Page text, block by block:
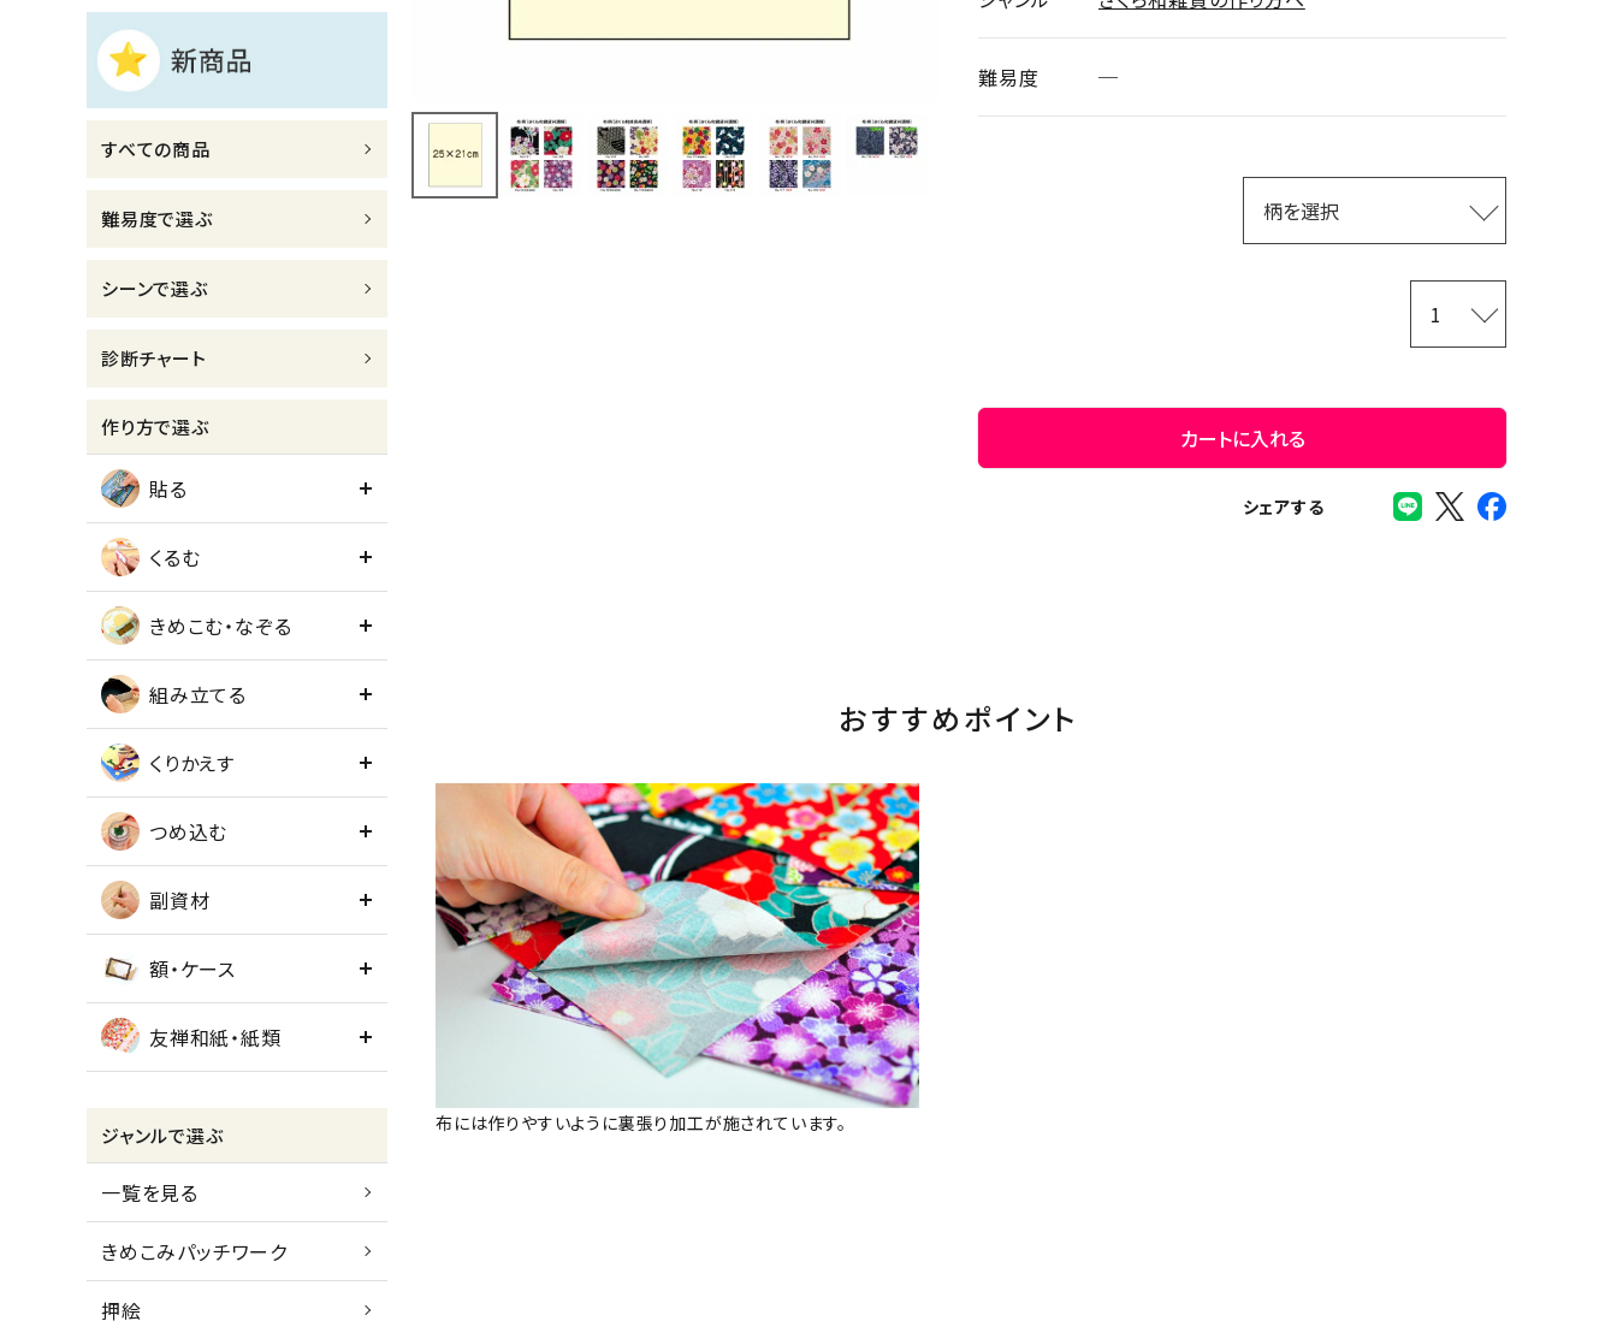
コーポレートサイト
実店舗案内
介護施設関係の方へ
すべての商品
難易度で選ぶ
シーンで選ぶ
診断チャート
作り方で選ぶ
貼る
くるむ
きめこむ・なぞる
組み立てる
くりかえす
つめ込む
副資材
額・ケース
友禅和紙・紙類
ジャンルで選ぶ
一覧を見る
きめこみパッチワーク
押絵
難易度 ─
カートに入れる
シェアする
おすすめポイント
布には作りやすいように裏張り加工が施されています。